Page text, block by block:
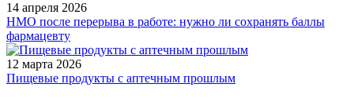
14 апреля 2026
НМО после перерыва в работе: нужно ли сохранять баллы
фармацевту
12 марта 2026
Пищевые продукты с аптечным прошлым